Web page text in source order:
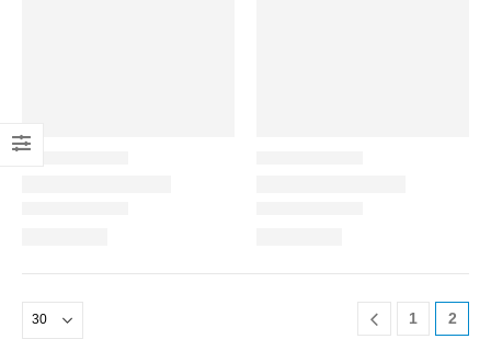
1 2